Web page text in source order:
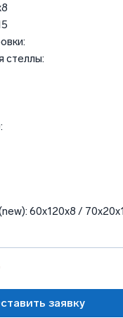
стеллы:
60x120x8 /
заявку